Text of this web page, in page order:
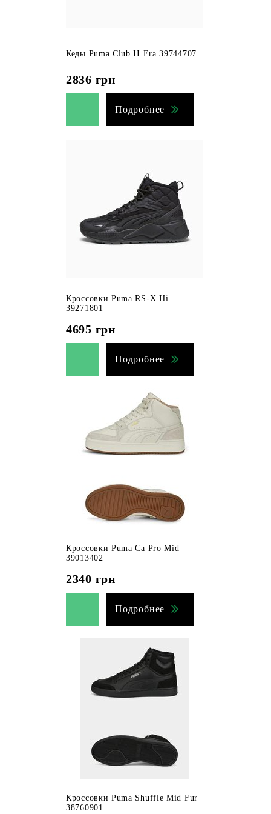
Кеды Puma Club II Era 39744707
2836 грн
Подробнее
Кроссовки Puma RS-X Hi
39271801
4695 грн
Подробнее
Кроссовки Puma Ca Pro Mid
39013402
2340 грн
Подробнее
Кроссовки Puma Shuffle Mid Fur
38760901